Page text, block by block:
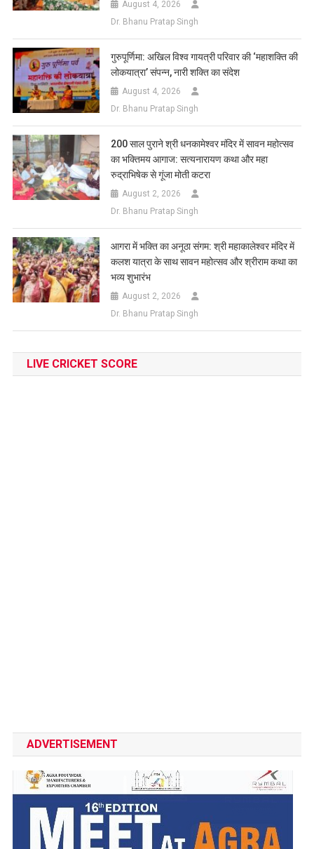
August 4, 2026
Dr. Bhanu Pratap Singh
गुरुपूर्णिमा: अखिल विश्व गायत्री परिवार की ‘महाशक्ति की
लोकयात्रा’ संपन्न, नारी शक्ति का संदेश
August 4, 2026
Dr. Bhanu Pratap Singh
200 साल पुराने श्री धनकामेश्वर मंदिर में सावन महोत्सव
का भक्तिमय आगाज: सत्यनारायण कथा और महा
रुद्राभिषेक से गूंजा मोती कटरा
August 2, 2026
Dr. Bhanu Pratap Singh
आगरा में भक्ति का अनूठा संगम: श्री महाकालेश्वर मंदिर में
कलश यात्रा के साथ सावन महोत्सव और श्रीराम कथा का
भव्य शुभारंभ
August 2, 2026
Dr. Bhanu Pratap Singh
LIVE CRICKET SCORE
ADVERTISEMENT